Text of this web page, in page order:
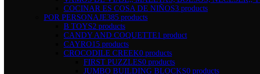
COCINAR ES COSA DE NIÑOS3 products
POR PERSONAJE385 products
B TOYS2 products
CANDY AND COQUETTE1 product
CAYRO15 products
CROCODILE CREEK0 products
FIRST PUZZLES0 products
JUMBO BUILDING BLOCKS0 products